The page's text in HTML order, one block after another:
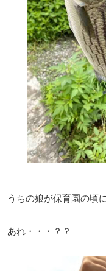
うちの娘が保育園の頃
あれ・・・？？